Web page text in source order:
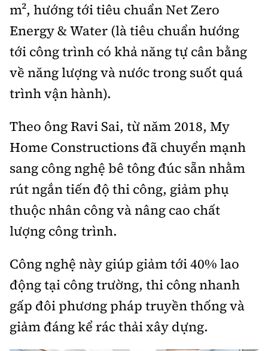
m², hướng tới tiêu chuẩn Net Zero
Energy & Water (là tiêu chuẩn hướng
tới công trình có khả năng tự cân bằng
về năng lượng và nước trong suốt quá
trình vận hành).
Theo ông Ravi Sai, từ năm 2018, My
Home Constructions đã chuyển mạnh
sang công nghệ bê tông đúc sẵn nhằm
rút ngắn tiến độ thi công, giảm phụ
thuộc nhân công và nâng cao chất
lượng công trình.
Công nghệ này giúp giảm tới 40% lao
động tại công trường, thi công nhanh
gấp đôi phương pháp truyền thống và
giảm đáng kể rác thải xây dựng.